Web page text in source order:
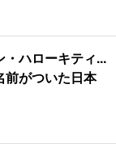
ハローキティ...
前がついた日本